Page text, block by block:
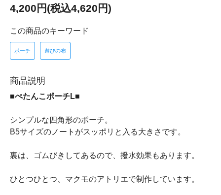
4,200円(税込4,620円)
この商品のキーワード
ポーチ 遊びの布
商品説明
■ぺたんこポーチL■
シンプルな四角形のポーチ。
B5サイズのノートがスッポリと入る大きさです。
裏は、ゴムびきしてあるので、撥水効果もあります。
ひとつひとつ、マクモのアトリエで制作しています。